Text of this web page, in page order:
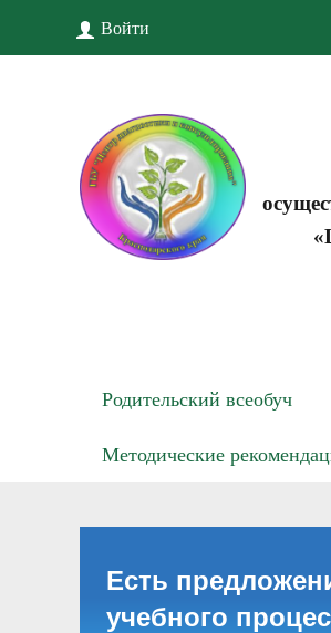
Войти
Родительский всеобуч
противодействия коррупции
Методические
Есть
учебного